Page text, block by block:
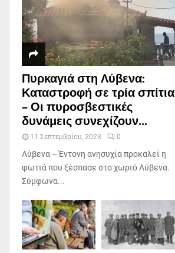
Πυρκαγιά στη Λύβενα:
Καταστροφή σε τρία σπίτια
– Οι πυροσβεστικές
δυνάμεις συνεχίζουν...
11 Σεπτεμβρίου, 2023 0
Λύβενα – Έντονη ανησυχία προκαλεί η
φωτιά που ξέσπασε στο χωριό Λύβενα.
Σύμφωνα...